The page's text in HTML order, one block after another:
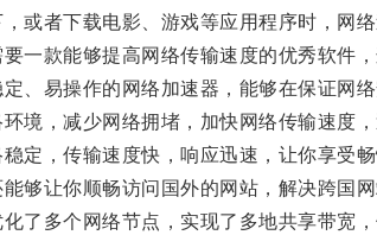
者下载电影、游戏等应用程序时，网络
款能够提高网络传输速度的优秀软件，
易操作的网络加速器，能够在保证网络
，减少网络拥堵，加快网络传输速度，
，传输速度快，响应迅速，让你享受畅
让你顺畅访问国外的网站，解决跨国网
多个网络节点，实现了多地共享带宽，